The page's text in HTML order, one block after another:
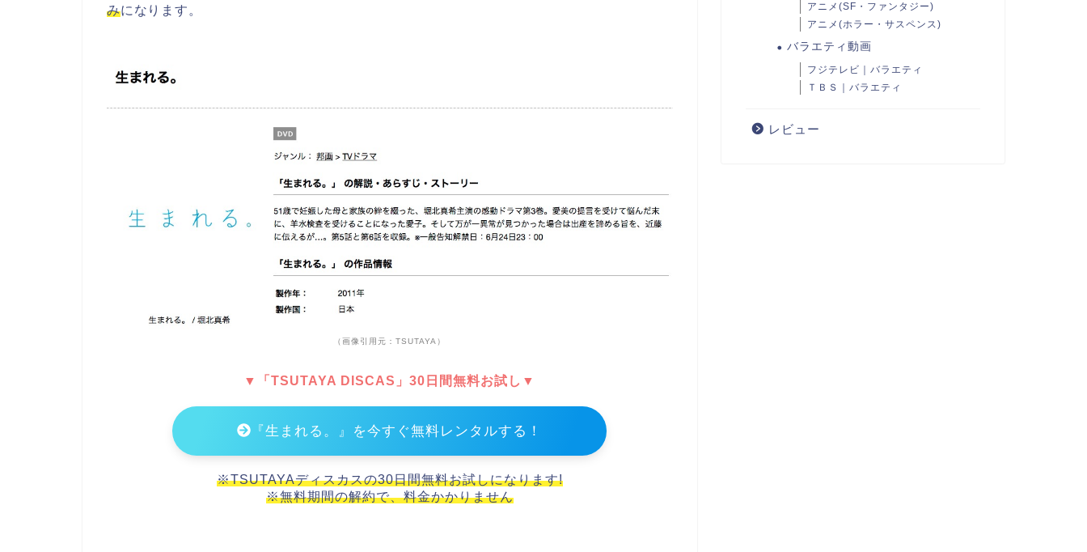
みになります。
（画像引用元：TSUTAYA）
▼「TSUTAYA DISCAS」30日間無料お試し▼
『生まれる。』を今すぐ無料レンタルする！
※TSUTAYAディスカスの30日間無料お試しになります!
※無料期間の解約で、料金かかりません
アニメ(SF・ファンタジー)
アニメ(ホラー・サスペンス)
バラエティ動画
フジテレビ｜バラエティ
ＴＢＳ｜バラエティ
レビュー